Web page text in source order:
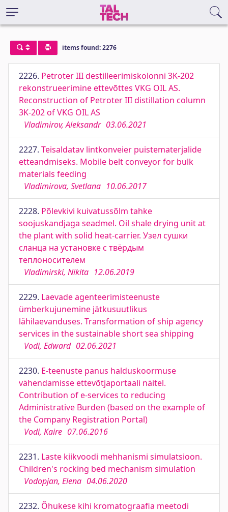
items found: 2276
2226. Petroter III destilleerimiskolonni 3K-202
rekonstrueerimine ettevõttes VKG OIL AS.
Reconstruction of Petroter III distillation column
3K-202 of VKG OIL AS
Vladimirov, Aleksandr 03.06.2021
2227. Teisaldatav lintkonveier puistematerjalide
etteandmiseks. Mobile belt conveyor for bulk
materials feeding
Vladimirova, Svetlana 10.06.2017
2228. Põlevkivi kuivatussõlm tahke
soojuskandjaga seadmel. Oil shale drying unit at
the plant with solid heat-carrier. Узел сушки
сланца на установке с твёрдым
теплоносителем
Vladimirski, Nikita 12.06.2019
2229. Laevade agenteerimisteenuste
ümberkujunemine jätkusuutlikus
lähilaevanduses. Transformation of ship agency
services in the sustainable short sea shipping
Vodi, Edward 02.06.2021
2230. E-teenuste panus halduskoormuse
vähendamisse ettevõtjaportaali näitel.
Contribution of e-services to reducing
Administrative Burden (based on the example of
the Company Registration Portal)
Vodi, Kaire 07.06.2016
2231. Laste kiikvoodi mehhanismi simulatsioon.
Children's rocking bed mechanism simulation
Vodopjan, Elena 04.06.2020
2232. Õhukese kihi kromatograafia meetodi